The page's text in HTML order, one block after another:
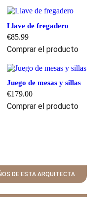
Llave de fregadero
€85.99
Comprar el producto
Juego de mesas y sillas
€179.00
Comprar el producto
DE ESTA ARQUITECTA